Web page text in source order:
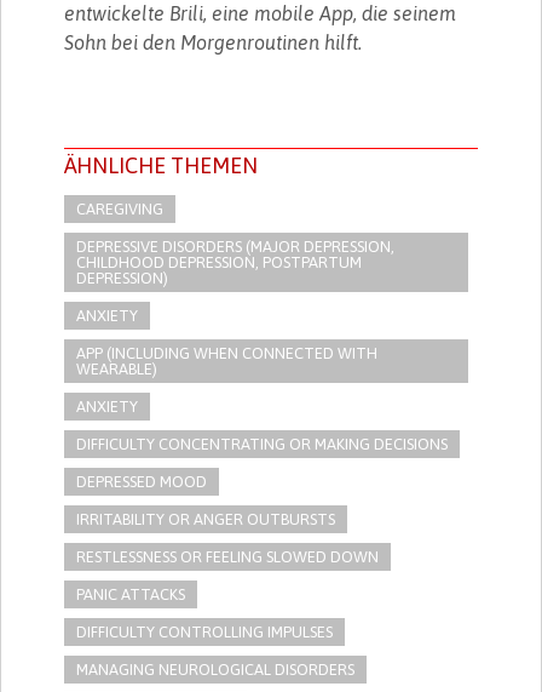
entwickelte Brili, eine mobile App, die seinem
Sohn bei den Morgenroutinen hilft.
ÄHNLICHE THEMEN
CAREGIVING
DEPRESSIVE DISORDERS (MAJOR DEPRESSION,
CHILDHOOD DEPRESSION, POSTPARTUM
DEPRESSION)
ANXIETY
APP (INCLUDING WHEN CONNECTED WITH
WEARABLE)
ANXIETY
DIFFICULTY CONCENTRATING OR MAKING DECISIONS
DEPRESSED MOOD
IRRITABILITY OR ANGER OUTBURSTS
RESTLESSNESS OR FEELING SLOWED DOWN
PANIC ATTACKS
DIFFICULTY CONTROLLING IMPULSES
MANAGING NEUROLOGICAL DISORDERS